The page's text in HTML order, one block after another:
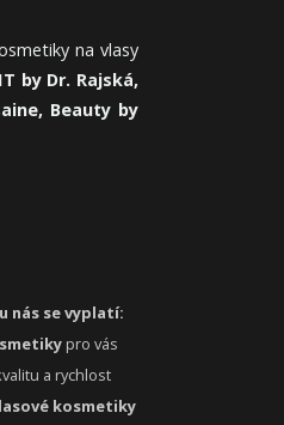
na vlasy
by Dr. Rajská,
Beauty by
nás se vyplatí:
pro vás
a rychlost
kosmetiky